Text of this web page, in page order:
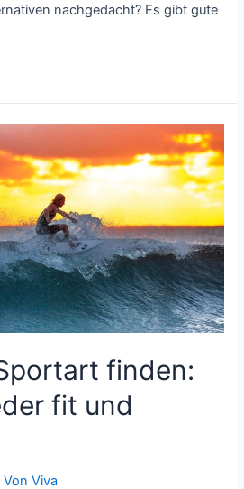
nachgedacht? Es gibt gute
finden:
fit und
VonViva